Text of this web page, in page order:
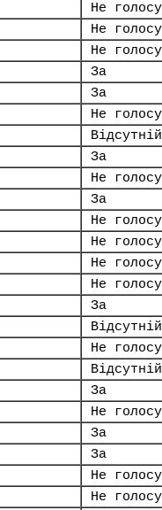
Не
Не
Не
За
За
Не
Відсутній
За
Не
За
Не
Не
Не
Не
За
Відсутній
Не
Відсутній
За
Не
За
За
Не
Не